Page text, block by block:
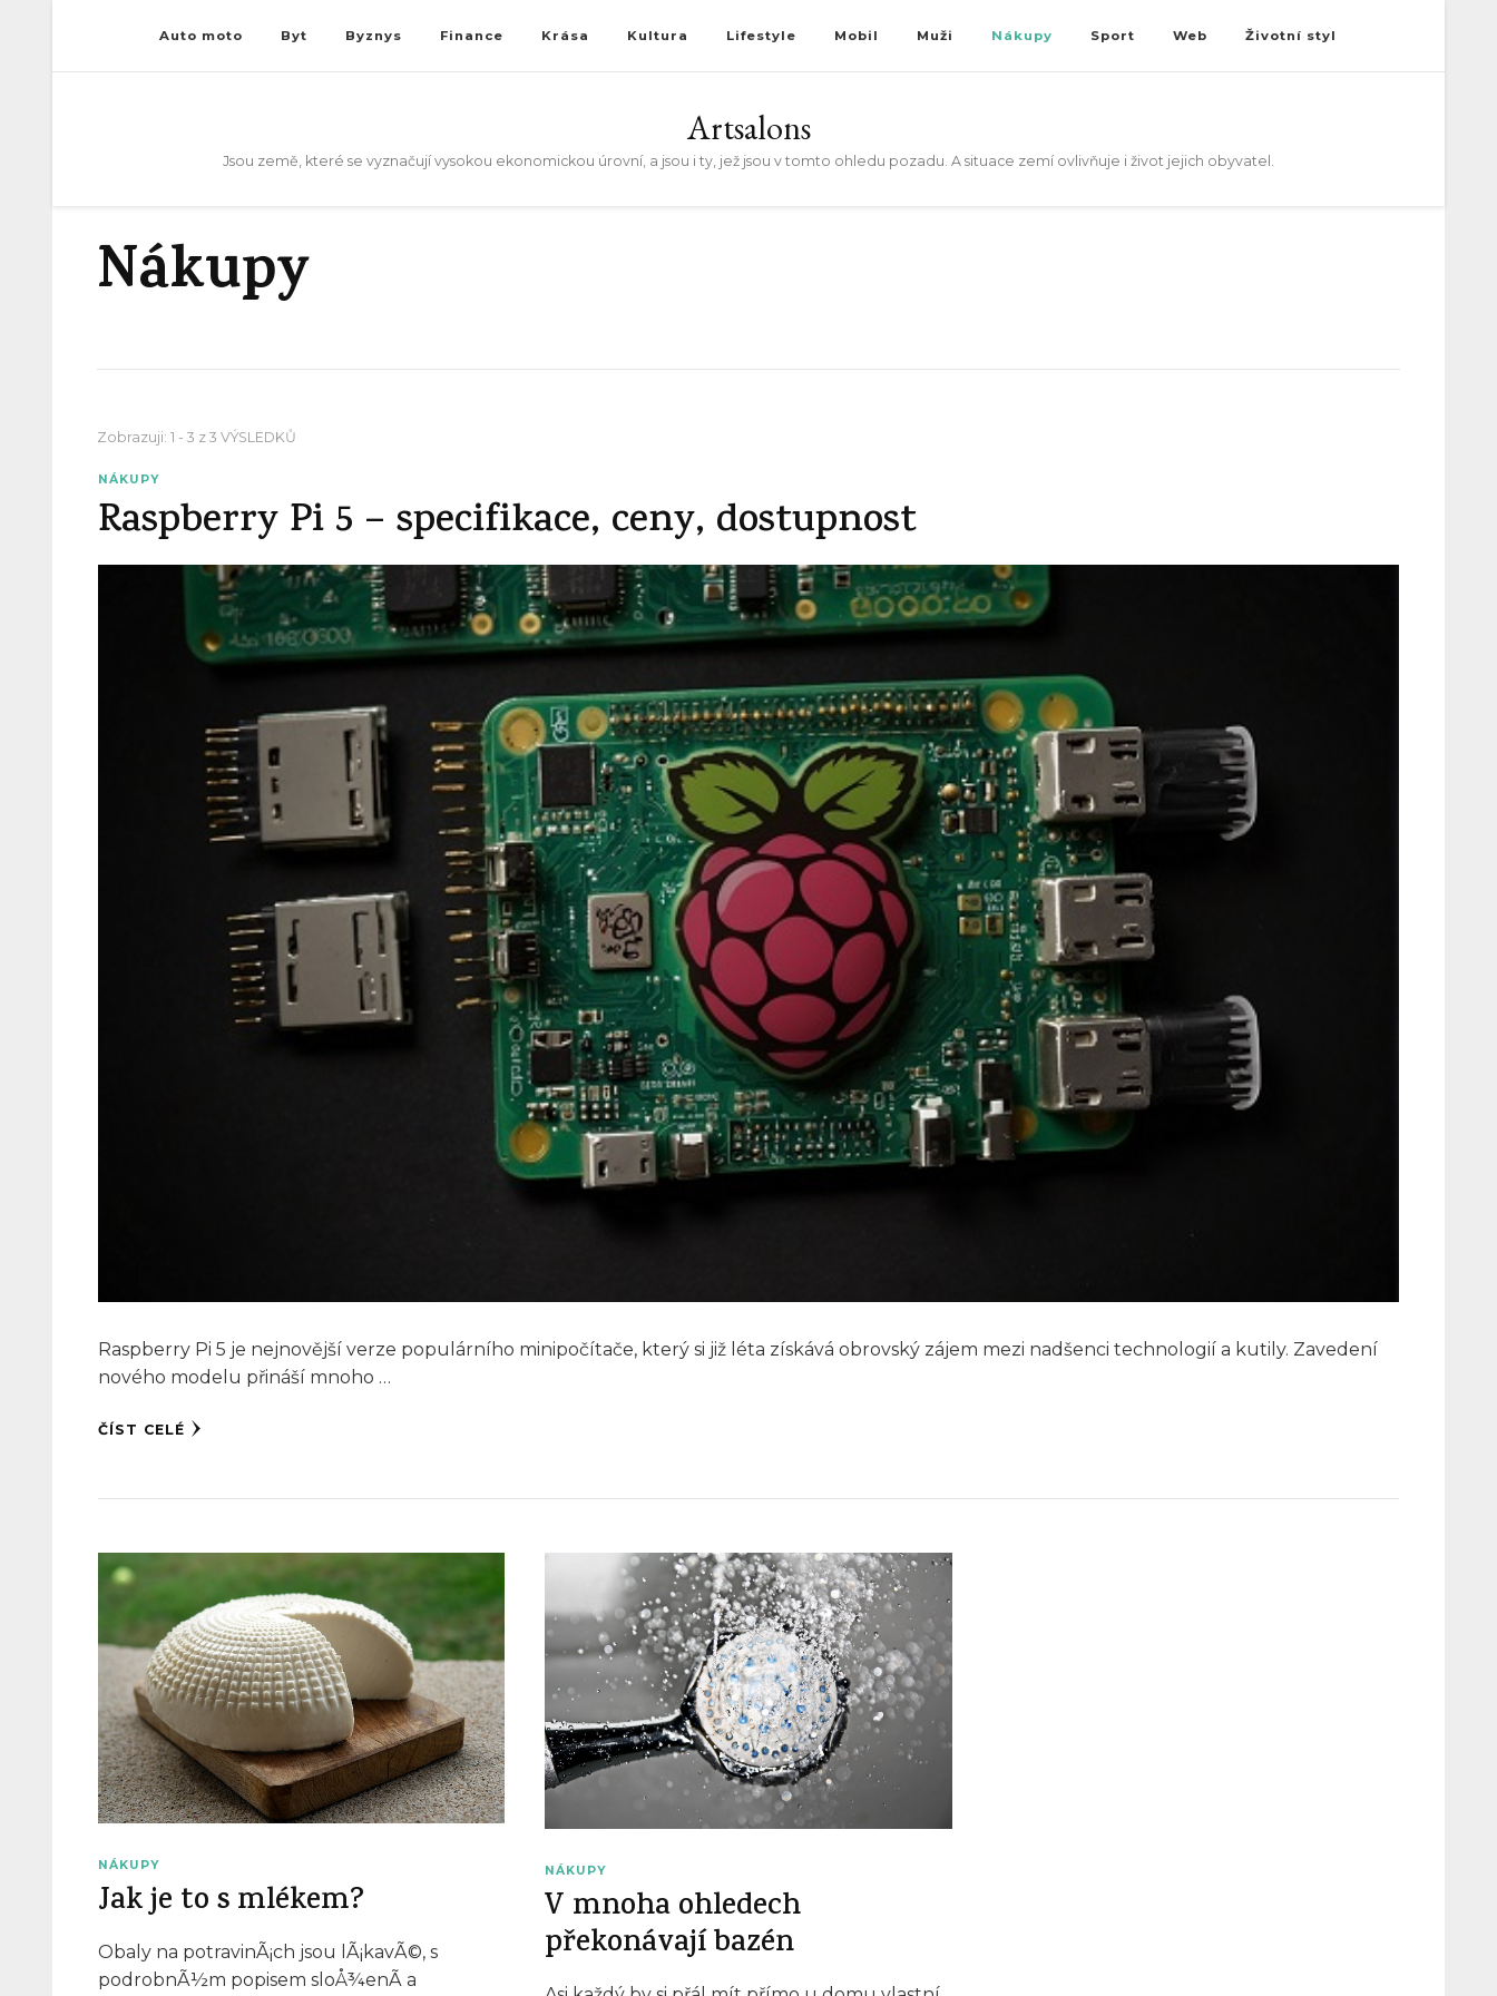
Auto moto Byt Byznys Finance Krása Kultura Lifestyle Mobil Muži Nákupy Sport Web Životní styl
Artsalons
Jsou země, které se vyznačují vysokou ekonomickou úrovní, a jsou i ty, jež jsou v tomto ohledu pozadu. A situace zemí ovlivňuje i život jejich obyvatel.
Nákupy
Zobrazuji: 1 - 3 z 3 VÝSLEDKŮ
NÁKUPY
Raspberry Pi 5 – specifikace, ceny, dostupnost
Raspberry Pi 5 je nejnovější verze populárního minipočítače, který si již léta získává obrovský zájem mezi nadšenci technologií a kutily. Zavedení
nového modelu přináší mnoho …
ČÍST CELÉ
NÁKUPY
Jak je to s mlékem?
Obaly na potravinÃ¡ch jsou lÃ¡kavÃ©, s
podrobnÃ½m popisem sloÅ¾enÃ­ a
NÁKUPY
V mnoha ohledech
překonávají bazén